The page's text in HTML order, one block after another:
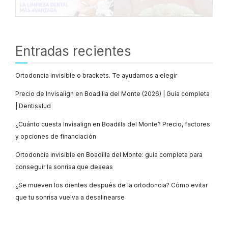
Entradas recientes
Ortodoncia invisible o brackets. Te ayudamos a elegir
Precio de Invisalign en Boadilla del Monte (2026) | Guía completa
| Dentisalud
¿Cuánto cuesta Invisalign en Boadilla del Monte? Precio, factores
y opciones de financiación
Ortodoncia invisible en Boadilla del Monte: guía completa para
conseguir la sonrisa que deseas
¿Se mueven los dientes después de la ortodoncia? Cómo evitar
que tu sonrisa vuelva a desalinearse